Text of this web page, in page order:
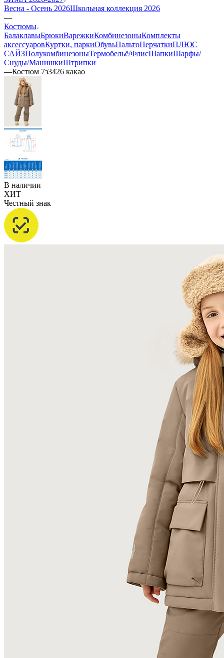
Весна - Осень 2026Школьная коллекция 2026
—
Костюмы
БалаклавыБрюкиВарежкиКомбинезоныКомплекты
аксессуаровКуртки, паркиОбувьПальтоПерчаткиПЛЮС
САЙЗПолукомбинезоныТермобельё/ФлисШапкиШарфы/
Снуды/МанишкиШтрипки
—Костюм 7з3426 какао
В наличии
ХИТ
Честный знак